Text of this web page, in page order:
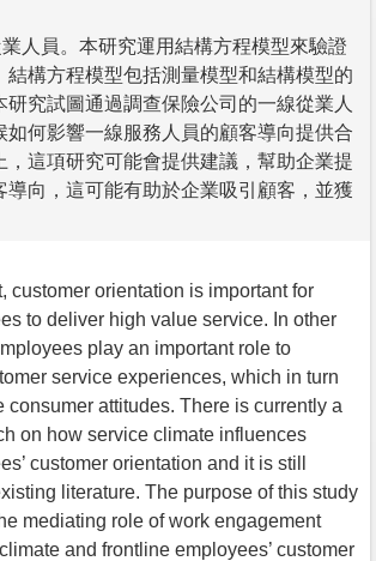
人員。本研究運用結構方程模型來驗證
結構方程模型包括測量模型和結構模型的
研究試圖通過調查保險公司的一線從業人
如何影響一線服務人員的顧客導向提供合
，這項研究可能會提供建議，幫助企業提
導向，這可能有助於企業吸引顧客，並獲
customer orientation is important for
to deliver high value service. In other
play an important role to
service experiences, which in turn
consumer attitudes. There is currently a
on how service climate influences
customer orientation and it is still
literature. The purpose of this study
mediating role of work engagement
and frontline employees’ customer